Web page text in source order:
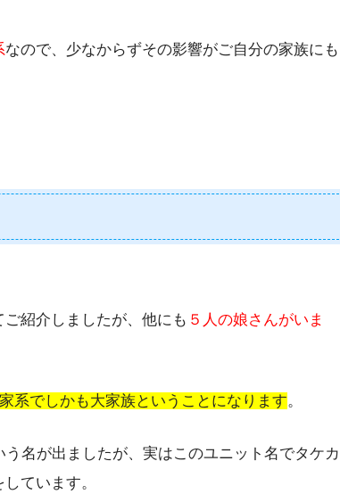
なので、少なからずその影響がご自分の家族にも
紹介しましたが、他にも ５人の娘さんがいま
系でしかも大家族ということになります。
う名が出ましたが、実はこのユニット名でタケカ
ています。